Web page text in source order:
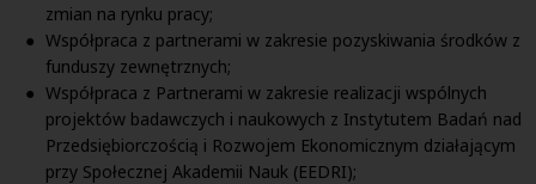
zmian na rynku pracy;
Współpraca z partnerami w zakresie pozyskiwania środków z
funduszy zewnętrznych;
Współpraca z Partnerami w zakresie realizacji wspólnych
projektów badawczych i naukowych z Instytutem Badań nad
Przedsiębiorczością i Rozwojem Ekonomicznym działającym
przy Społecznej Akademii Nauk (EEDRI);